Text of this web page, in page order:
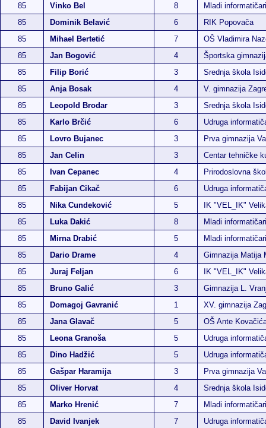
85
Vinko Bel 8
Mladi
85
Dominik Belavić 6
RIK Popovača
85
Mihael Bertetić 7
OŠ Vladimira
85
Jan Bogović 4
Športska
85
Filip Borić 3
Srednja škola
85
Anja Bosak 4
V. gimnazija
85
Leopold Brodar 3
Srednja škola
85
Karlo Brčić 6
Udruga
85
Lovro Bujanec 3
Prva gimnazija
85
Jan Celin 3
Centar tehničke
85
Ivan Cepanec 4
Prirodoslovna
85
Fabijan Cikač 6
Udruga
85
Nika Cundeković 5
IK "VEL_IK"
85
Luka Dakić 8
Mladi
85
Mirna Drabić 5
Mladi
85
Dario Drame 4
Gimnazija Matija
85
Juraj Feljan 6
IK "VEL_IK"
85
Bruno Galić 3
Gimnazija L.
85
Domagoj Gavranić 1
XV. gimnazija
85
Jana Glavač 5
OŠ Ante
85
Leona Granoša 5
Udruga
85
Dino Hadžić 5
Udruga
85
Gašpar Haramija 3
Prva gimnazija
85
Oliver Horvat 4
Srednja škola
85
Marko Hrenić 7
Mladi
85
David Ivanjek 7 Udruga